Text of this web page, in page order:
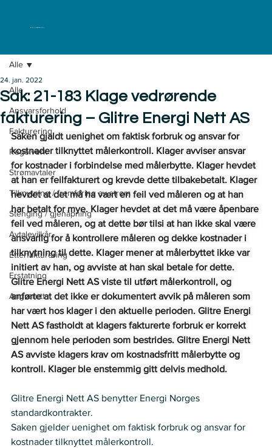
ELKLAGENEMNDA
Alle
Ansvarsforhold
Fakturering
Regelverk
Strømavtaler
Tilknytning / fremføring av strøm
Stenging / gjenåpning
Avtalevilkår
Etterfakturering
Erstatning
Angrerett
Alle
Sak: 21-183 Klage vedrørende
fakturering – Glitre Energi Nett AS
24. jan. 2022
Saken gjaldt uenighet om faktisk forbruk og ansvar for
kostnader tilknyttet målerkontroll. Klager avviser ansvar
for kostnader i forbindelse med målerbytte. Klager hevdet
at han er feilfakturert og krevde dette tilbakebetalt. Klager
hevdet at det må ha vært en feil ved måleren og at han
har betalt for mye. Klager hevdet at det må være åpenbare
feil ved måleren, og at dette bør tilsi at han ikke skal være
ansvarlig for å kontrollere måleren og dekke kostnader i
tilknytning til dette. Klager mener at målerbyttet ikke var
initiert av han, og avviste at han skal betale for dette.
Glitre Energi Nett AS viste til utført målerkontroll, og
anførte at det ikke er dokumentert avvik på måleren som
har vært hos klager i den aktuelle perioden. Glitre Energi
Nett AS fastholdt at klagers fakturerte forbruk er korrekt
gjennom hele perioden som bestrides. Glitre Energi Nett
AS avviste klagers krav om kostnadsfritt målerbytte og
kontroll. Klager ble enstemmig gitt delvis medhold.
Glitre Energi Nett AS benytter Energi Norges
standardkontrakter.
Saken gjelder uenighet om faktisk forbruk og ansvar for
kostnader tilknyttet målerkontroll.